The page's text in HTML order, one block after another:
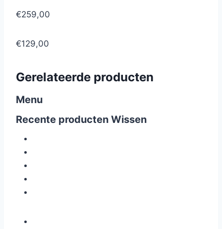
€259,00
€129,00
Gerelateerde producten
Menu
Recente producten Wissen